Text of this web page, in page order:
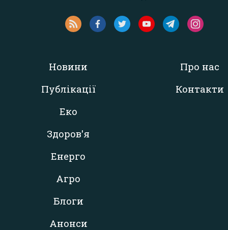
Новини
Публікації
Еко
Здоров'я
Енерго
Агро
Блоги
Анонси
Про нас
Контакти